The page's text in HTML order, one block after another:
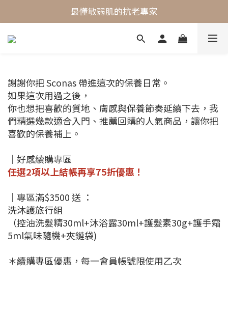
最懂敏弱肌的抗老專家
最懂敏弱肌的抗老專家
穩膚抗老保養首選
謝謝你把 Sconas 帶進這次的保養日常。
如果這次用過之後，
你也想把喜歡的質地、膚感與保養節奏延續下去，我
們精選幾款適合入門、推薦回購的人氣商品，讓你把
喜歡的保養補上。
｜好感續購專區
任選2項以上結帳再享75折優惠！
｜專區滿$3500 送 ：
洗沐護旅行組
（控油洗髮精30ml+沐浴露30ml+護髮素30g+護手霜
5ml氣味隨機+夾鏈袋)
＊續購專區優惠，每一會員帳號限使用乙次